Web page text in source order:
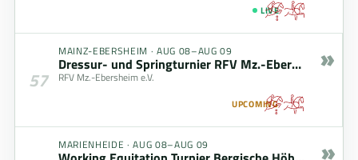
LIVE
57
MAINZ-EBERSHEIM · AUG 08–AUG 09
Dressur- und Springturnier RFV Mz.-Ebersheim (08.08. - 09.08.2026)
RFV Mz.-Ebersheim e.V.
UPCOMING
»
MARIENHEIDE ·AUG 08–AUG 09 »